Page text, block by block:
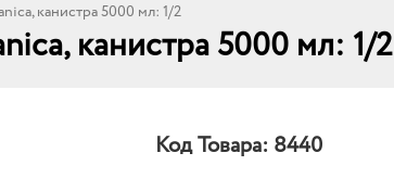
канистра 5000 мл: 1/2
канистра 5000 мл: 1/2
Код Товара: 8440